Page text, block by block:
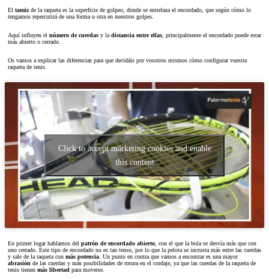
El tamizde la raqueta es la superficie de golpeo, donde se entrelaza el encordado, que según cómo lo
tengamos repercutirá de una forma u otra en nuestros golpes.
Aquí influyen el número de cuerdas y la distancia entre ellas , principalmente el encordado puede estar
más abierto o cerrado.
Os vamos a explicar las diferencias para que decidáis por vosotros mismos cómo configurar vuestra
raqueta de tenis.
Click to accept márketing cookies and enable
this content
En primer lugar hablamos del patrón de encordado abierto , con el que la bola se desvía más que con
uno cerrado. Este tipo de encordado no es tan tenso, por lo que la pelota se incrusta más entre las cuerdas
y sale de la raqueta con más potencia . Un punto en contra que vamos a encontrar es una mayor
abrasión de las cuerdas y más posibilidades de rotura en el cordaje, ya que las cuerdas de la raqueta de
tenis tienen más libertad para moverse.